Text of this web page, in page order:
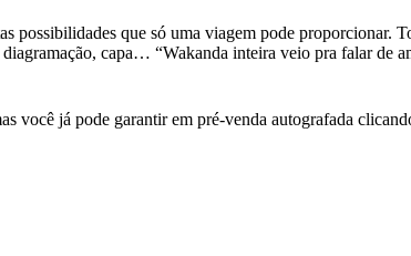
possibilidades que só uma viagem pode proporcionar.
capa… “Wakanda inteira veio pra falar de
você já pode garantir em pré-venda autografada